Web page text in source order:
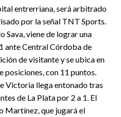
entrerriana, será arbitrado
por la señal TNT Sports.
Sava, viene de lograr una
ante Central Córdoba de
de visitante y se ubica en
posiciones, con 11 puntos.
Victoria llega entonado tras
de La Plata por 2 a 1. El
Martínez, que jugará el